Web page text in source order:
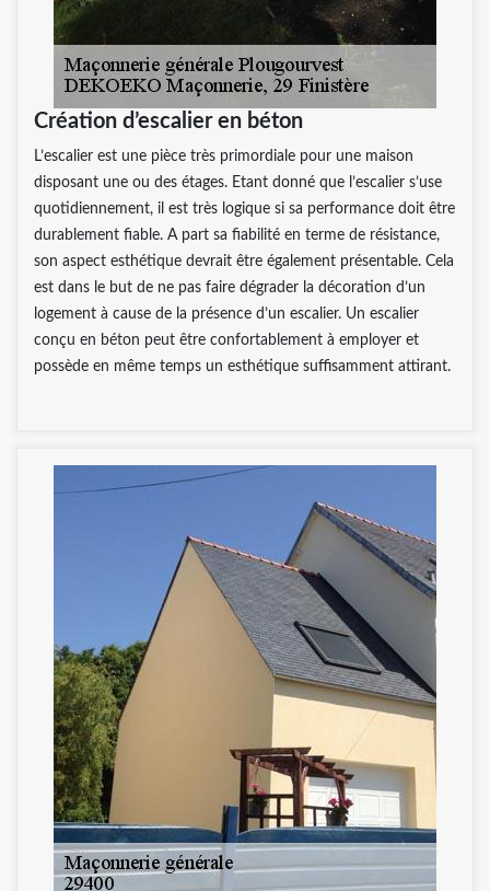
Création d’escalier en béton
L’escalier est une pièce très primordiale pour une maison
disposant une ou des étages. Etant donné que l’escalier s’use
quotidiennement, il est très logique si sa performance doit être
durablement fiable. A part sa fiabilité en terme de résistance,
son aspect esthétique devrait être également présentable. Cela
est dans le but de ne pas faire dégrader la décoration d’un
logement à cause de la présence d’un escalier. Un escalier
conçu en béton peut être confortablement à employer et
possède en même temps un esthétique suffisamment attirant.